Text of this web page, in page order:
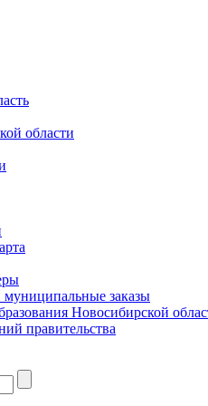
области
муниципальные заказы
Новосибирской
правительства